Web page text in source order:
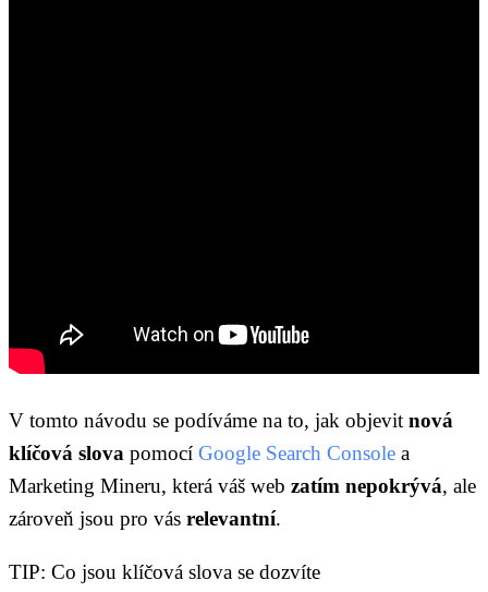
V tomto návodu se podíváme na to, jak objevit nová
klíčová slova pomocí Google Search Console a
Marketing Mineru, která váš web zatím nepokrývá, ale
zároveň jsou pro vás relevantní.
TIP: Co jsou klíčová slova se dozvíte